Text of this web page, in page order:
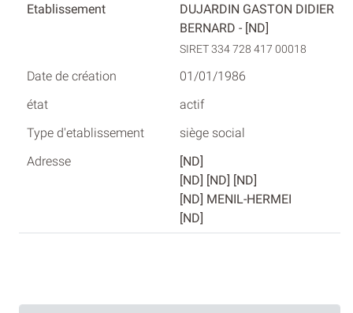
DUJARDIN GASTON DIDIER
BERNARD - [ND]
SIRET 334 728 417 00018
01/01/1986
actif
siège social
[ND]
[ND] [ND] [ND]
[ND] MENIL-HERMEI
[ND]